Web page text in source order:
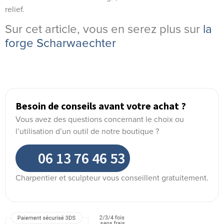
relief.
Sur cet article, vous en serez plus sur la
forge Scharwaechter
Besoin de conseils avant votre achat ?
Vous avez des questions concernant le choix ou
l’utilisation d’un outil de notre boutique ?
06 13 76 46 53
Charpentier et sculpteur vous conseillent gratuitement.